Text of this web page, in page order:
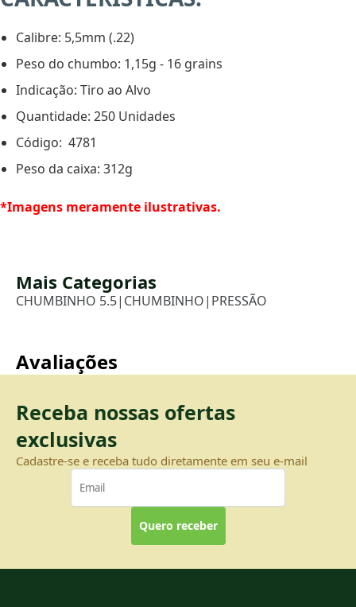
Calibre: 5,5mm (.22)
Peso do chumbo: 1,15g - 16 grains
Indicação: Tiro ao Alvo
Quantidade: 250 Unidades
Código: 4781
Peso da caixa: 312g
*Imagens meramente ilustrativas.
Mais Categorias
CHUMBINHO 5.5| CHUMBINHO| PRESSÃO
Avaliações
Receba nossas ofertas
exclusivas
Cadastre-se e receba tudo diretamente em seu e-mail
Quero receber